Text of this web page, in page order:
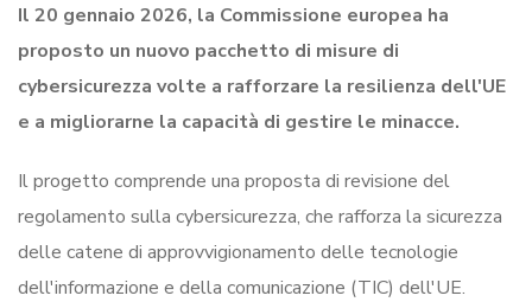
Il 20 gennaio 2026, la Commissione europea ha
proposto un nuovo pacchetto di misure di
cybersicurezza volte a rafforzare la resilienza dell'UE
e a migliorarne la capacità di gestire le minacce.
Il progetto comprende una proposta di revisione del
regolamento sulla cybersicurezza, che rafforza la sicurezza
delle catene di approvvigionamento delle tecnologie
dell'informazione e della comunicazione (TIC) dell'UE.